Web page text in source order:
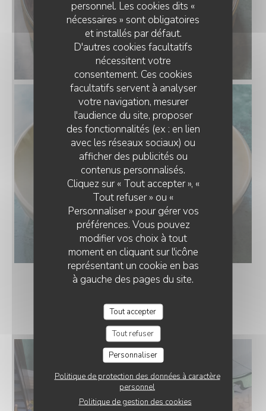
personnel. Les cookies dits «
nécessaires » sont obligatoires
et installés par défaut.
D'autres cookies facultatifs
nécessitent votre
consentement. Ces cookies
facultatifs servent à analyser
votre navigation, mesurer
l'audience du site, proposer
des fonctionnalités (ex : en lien
avec les réseaux sociaux) ou
afficher des publicités ou
contenus personnalisés.
Cliquez sur « Tout accepter », «
Tout refuser » ou «
Personnaliser » pour gérer vos
préférences. Vous pouvez
modifier vos choix à tout
moment en cliquant sur l'icône
représentant un cookie en bas
à gauche des pages du site.
Tout accepter
Tout refuser
Personnaliser
Politique de protection des données à caractère
personnel
Politique de gestion des cookies
LE RESTAURANT
BAILLOTTE